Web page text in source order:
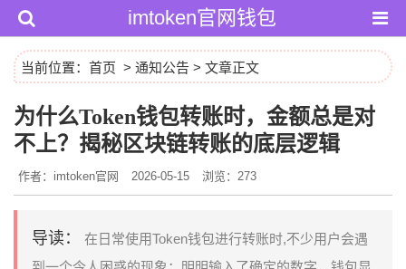
imtoken官网钱包
当前位置： 首页 > 通知公告 > 文章正文
为什么Token钱包转账时，金额总是对
不上？揭秘区块链转账的底层逻辑
作者：imtoken官网 2026-05-15 浏览：273
导读：
在日常使用Token钱包进行转账时,不少用户会遇